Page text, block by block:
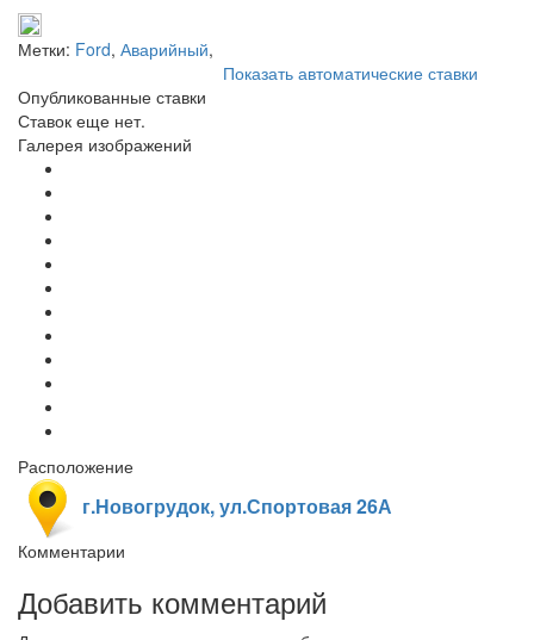
Метки: Ford, Аварийный,
Показать автоматические ставки
Опубликованные ставки
Ставок еще нет.
Галерея изображений
Расположение
г.Новогрудок, ул.Спортовая 26А
Комментарии
Добавить комментарий